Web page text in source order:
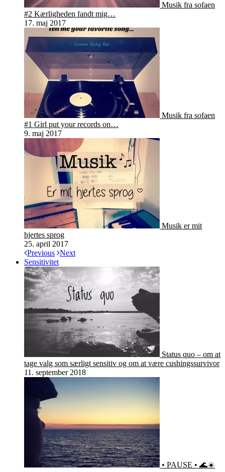
Musik fra sofaen
#2 Kærligheden fandt mig…
17. maj 2017
Musik fra sofaen
#1 Girl put your records on…
9. maj 2017
Musik er mit
hjertes sprog
25. april 2017
Previous Next
Sensitivitet
Status quo – om at
tage valg som særligt sensitiv og om at være cushingssurvivor
11. september 2018
• PAUSE • 🌊☀️